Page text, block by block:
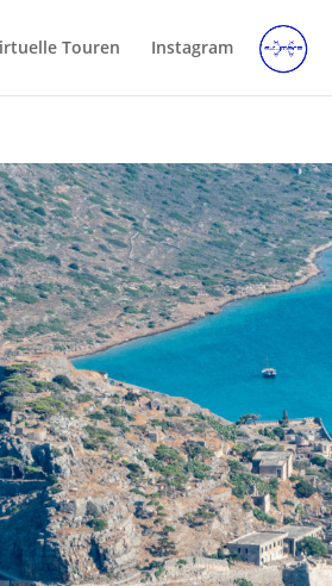
Touren Instagram